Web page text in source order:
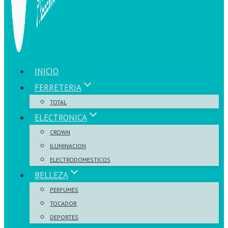
INICIO
FERRETERIA
TOTAL
ELECTRONICA
CROWN
ILUMINACION
ELECTRODOMESTICOS
BELLEZA
PERFUMES
TOCADOR
DEPORTES